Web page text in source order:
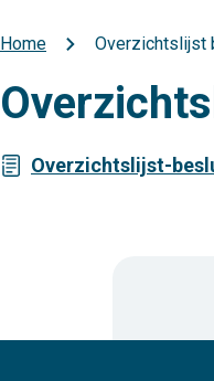
Kruimelpad
Home Overzichtslijst
Overzichtslijst-